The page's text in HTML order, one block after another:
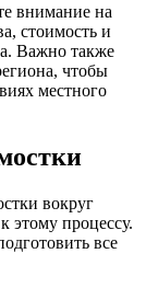
внимание на
стоимость и
Важно также
чтобы
местного
вокруг
этому процессу.
все